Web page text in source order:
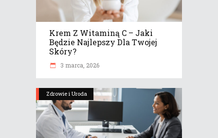
Krem Z Witaminą C – Jaki
Będzie Najlepszy Dla Twojej
Skóry?
3 marca, 2026
Zdrowie i Uroda